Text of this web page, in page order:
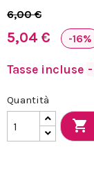
6,00 €
5,04 € -16%
Tasse incluse
Quantità
